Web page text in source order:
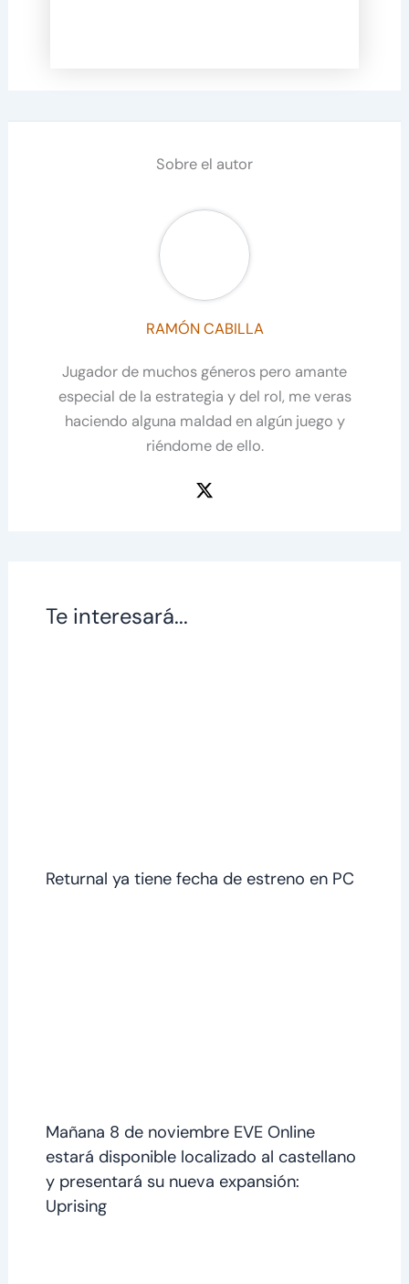
Sobre el autor
RAMÓN CABILLA
Jugador de muchos géneros pero amante
especial de la estrategia y del rol, me veras
haciendo alguna maldad en algún juego y
riéndome de ello.
Te interesará...
Returnal ya tiene fecha de estreno en PC
Mañana 8 de noviembre EVE Online
estará disponible localizado al castellano
y presentará su nueva expansión:
Uprising